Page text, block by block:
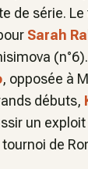
de série.
Sarah
, opposée à
débuts,
un
de